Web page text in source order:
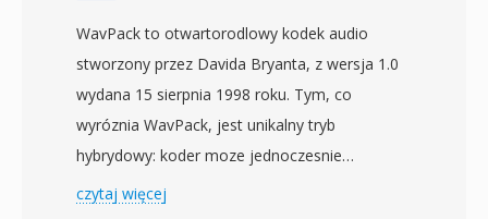
elektronicznego przewodnika po programach i
flagami zabezpieczen przed kopiowaniem.
Kontener uzywa wewnetrznej struktury
katalogow obslgujacej funkcje przesuwania
czasu, umozliwiajac Windows Media Center
nagrywanie tresci przy jednoczesnym
WavPack to otwartorodlowy kodek audio
stworzony przez Davida Bryanta, z wersja 1.0
wydana 15 sierpnia 1998 roku. Tym, co
wyróznia WavPack, jest unikalny tryb
hybrydowy: koder moze jednoczesnie
generowac kompaktowy plik stratny i oddzielny
czytaj więcej